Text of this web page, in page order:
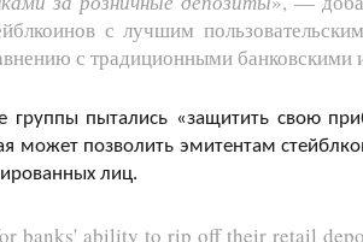
с лучшим
с традиционными банковскими
группы пытались «защитить свою
может позволить эмитентам
лиц.
banks' ability to rip off their retail